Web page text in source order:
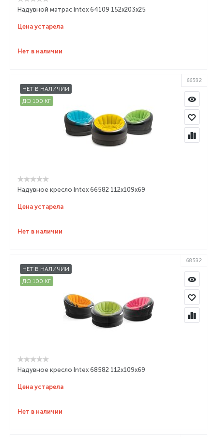
Надувной матрас Intex 64109 152x203x25
Цена устарела
Нет в наличии
НЕТ В НАЛИЧИИ
ДО 100 КГ
66582
Надувное кресло Intex 66582 112х109х69
Цена устарела
Нет в наличии
НЕТ В НАЛИЧИИ
ДО 100 КГ
68582
Надувное кресло Intex 68582 112х109х69
Цена устарела
Нет в наличии